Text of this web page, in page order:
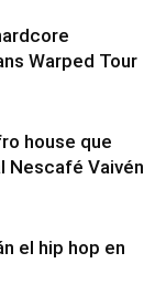
Warped Tour
house que
Nescafé Vaivén
el hip hop en